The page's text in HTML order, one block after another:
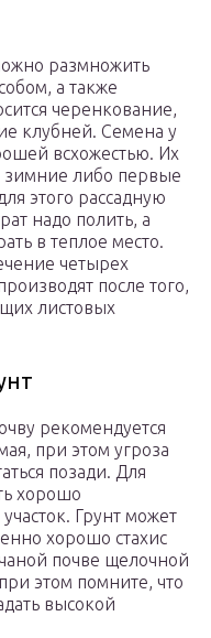
размножить
а также
черенкование,
клубней. Семена у
всхожестью. Их
зимние либо первые
этого рассадную
надо полить, а
в теплое место.
четырех
после того,
листовых
рекомендуется
при этом угроза
позади. Для
хорошо
Грунт может
хорошо стахис
почве щелочной
этом помните, что
высокой